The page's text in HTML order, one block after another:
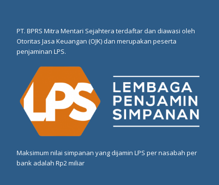
PT. BPRS Mitra Mentari Sejahtera terdaftar dan diawasi oleh
Otoritas Jasa Keuangan (OJK) dan merupakan peserta
penjaminan LPS.
Maksimum nilai simpanan yang dijamin LPS per nasabah per
bank adalah Rp2 miliar